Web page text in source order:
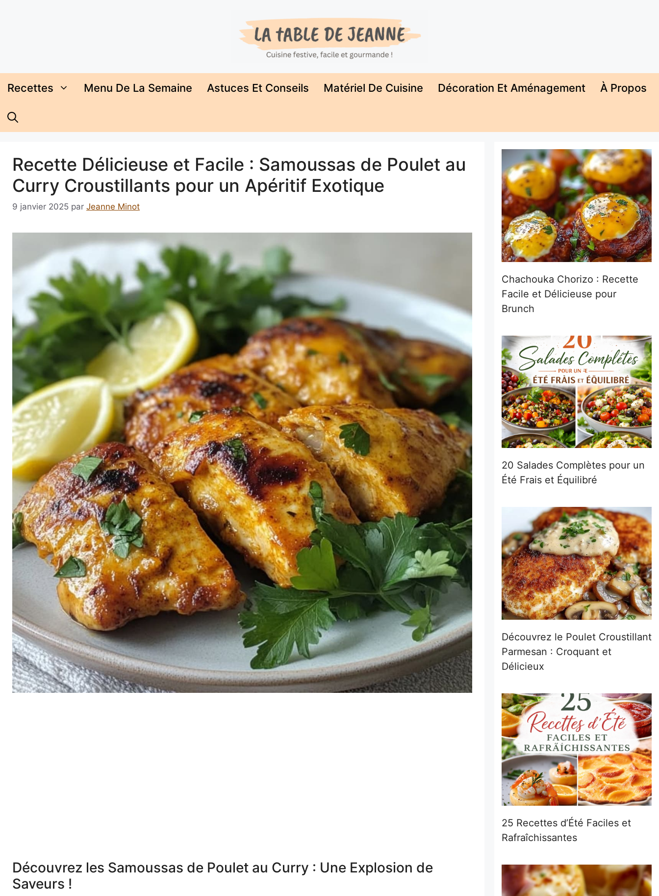
Recettes Menu De La Semaine Astuces Et Conseils Matériel De Cuisine Décoration Et Aménagement À Propos
Recette Délicieuse et Facile : Samoussas de Poulet au
Curry Croustillants pour un Apéritif Exotique
9 janvier 2025 par Jeanne Minot
Découvrez les Samoussas de Poulet au Curry : Une Explosion de
Saveurs !
Chachouka Chorizo : Recette
Facile et Délicieuse pour
Brunch
20 Salades Complètes pour un
Été Frais et Équilibré
Découvrez le Poulet Croustillant
Parmesan : Croquant et
Délicieux
25 Recettes d’Été Faciles et
Rafraîchissantes